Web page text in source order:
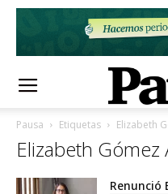
Pausa Etiquetas Elizabeth
Elizabeth Gómez
Renunció